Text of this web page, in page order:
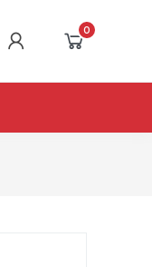
0